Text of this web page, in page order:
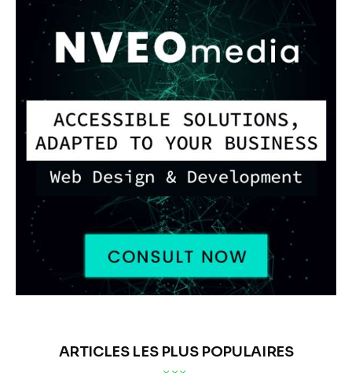
ARTICLES LES PLUS POPULAIRES